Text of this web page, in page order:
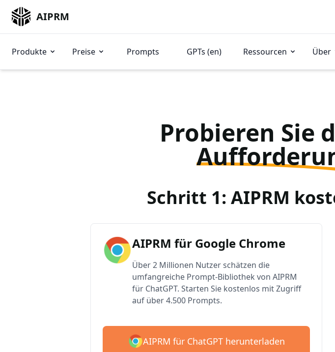
AIPRM
Produkte Preise Prompts GPTs (en) Ressourcen Über
Probieren Sie
Schritt 1: AIPRM
AIPRM für Google Chrome
Über 2 Millionen Nutzer schätzen die
umfangreiche Prompt-Bibliothek von AIPRM
für ChatGPT. Starten Sie kostenlos mit Zugriff
auf über 4.500 Prompts.
AIPRM für ChatGPT herunterladen